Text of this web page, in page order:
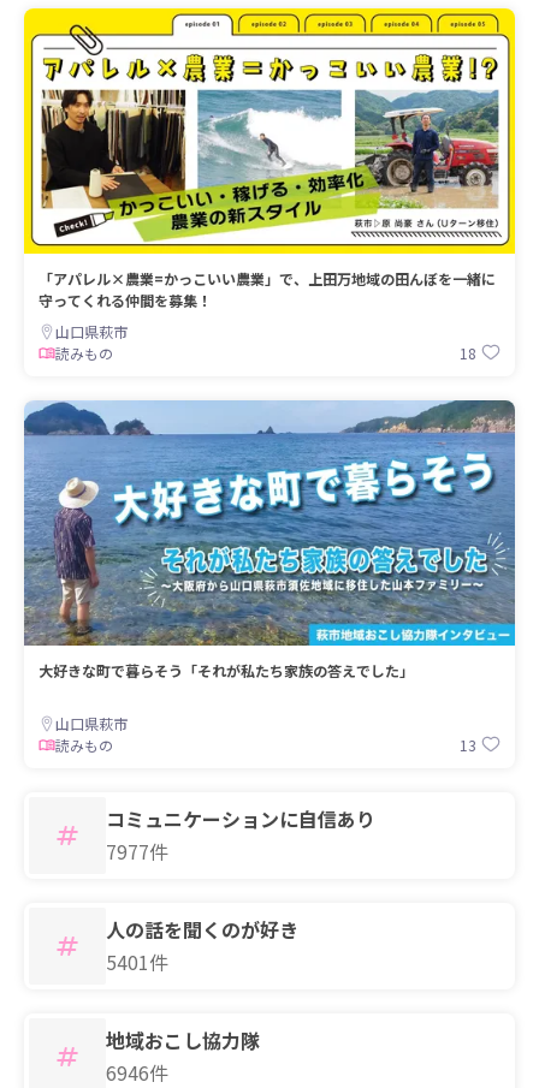
「アパレル×農業=かっこいい農業」で、上田万地域の田んぼを一緒に
守ってくれる仲間を募集！
山口県萩市
読みもの
18
大好きな町で暮らそう「それが私たち家族の答えでした」
山口県萩市
読みもの
13
コミュニケーションに自信あり
7977件
人の話を聞くのが好き
5401件
地域おこし協力隊
6946件